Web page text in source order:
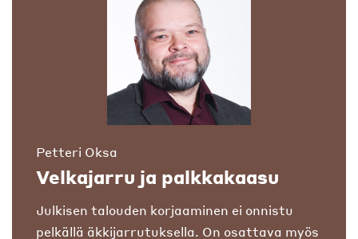
Petteri Oksa
Velkajarru ja palkkakaasu
Julkisen talouden korjaaminen ei onnistu
pelkällä äkkijarrutuksella. On osattava myös